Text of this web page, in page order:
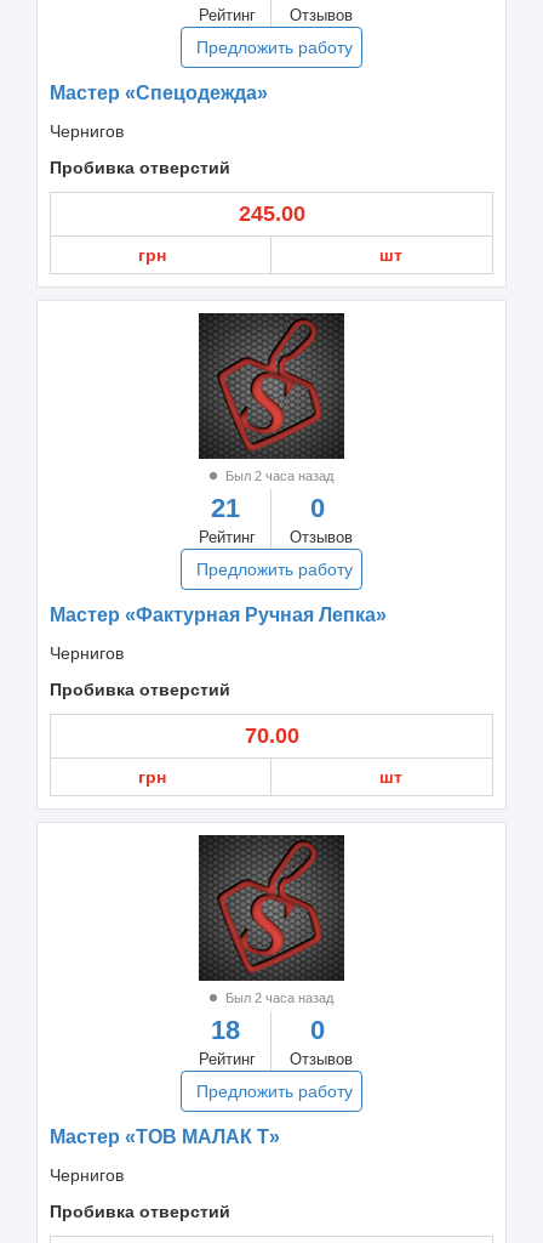
Рейтинг Отзывов
Предложить работу
Мастер «Спецодежда»
Чернигов
Пробивка отверстий
245.00
грн шт
Был 2 часа назад
21
Рейтинг
0
Отзывов
Предложить работу
Мастер «Фактурная Ручная Лепка»
Чернигов
Пробивка отверстий
70.00
грн шт
Был 2 часа назад
18
Рейтинг
0
Отзывов
Предложить работу
Мастер «ТОВ МАЛАК Т»
Чернигов
Пробивка отверстий